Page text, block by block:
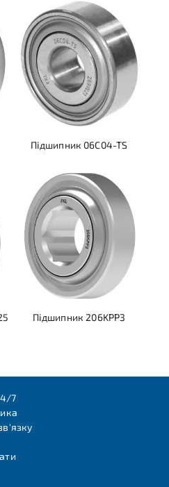
Підшипник 06C04-TS
Підшипник 206KPP3
7